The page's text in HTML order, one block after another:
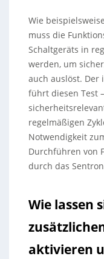
Wie
muss die
Schaltgeräts in
werden, um
auch auslöst. Der
führt diesen Test
regelmäßigen
Notwendigkeit
Durchführen von
durch das
Wie lassen
aktivieren